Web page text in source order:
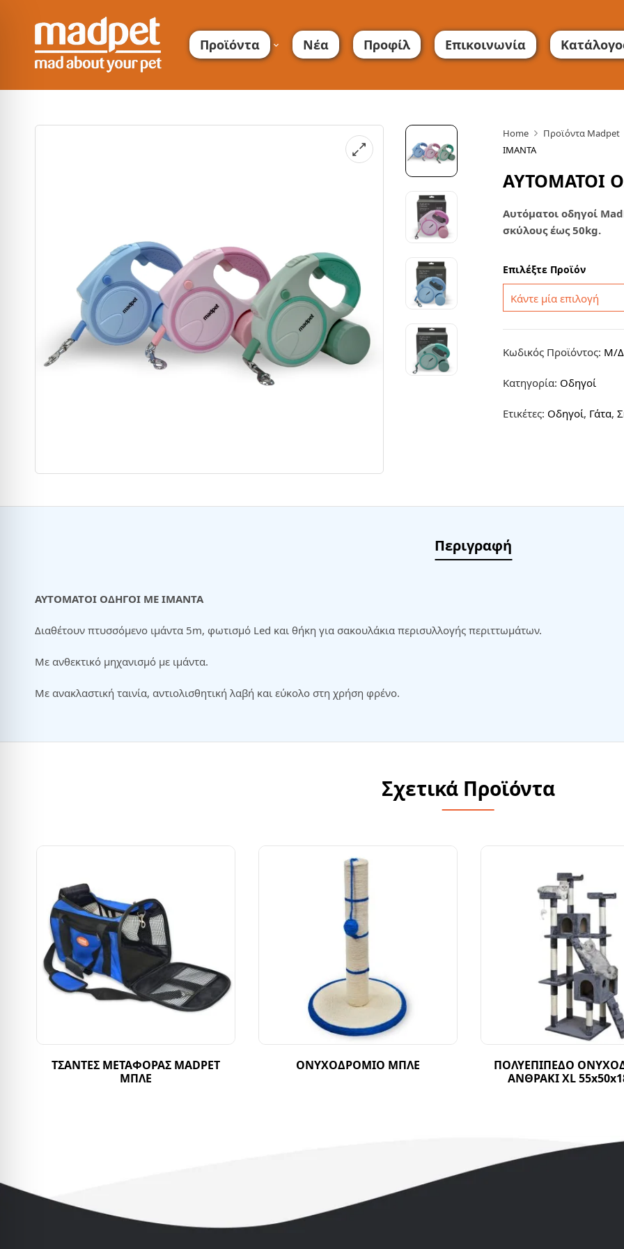
Προϊόντα Νέα Προφίλ Επικοινωνία
Home Προϊόντα Madpet
ΙΜΑΝΤΑ
ΑΥΤΟΜΑΤΟΙ
Αυτόματοι οδηγοί
σκύλους έως 50kg.
Επιλέξτε Προϊόν
Κωδικός Προϊόντος: Μ/Δ
Κατηγορία: Οδηγοί
Ετικέτες: Oδηγοί, Γάτα,
Περιγραφή
ΑΥΤΟΜΑΤΟΙ ΟΔΗΓΟΙ ΜΕ ΙΜΑΝΤΑ
Διαθέτουν πτυσσόμενο ιμάντα 5m, φωτισμό Led και θήκη για σακουλάκια περισυλλογής περιττωμάτων.
Με ανθεκτικό μηχανισμό με ιμάντα.
Με ανακλαστική ταινία, αντιολισθητική λαβή και εύκολο στη χρήση φρένο.
Σχετικά Προϊόντα
ΤΣΑΝΤΕΣ ΜΕΤΑΦΟΡΑΣ MADPET
ΜΠΛΕ
ΟΝΥΧΟΔΡΟΜΙΟ ΜΠΛΕ
ΠΟΛΥΕΠΙΠΕΔΟ
ΑΝΘΡΑΚΙ XL